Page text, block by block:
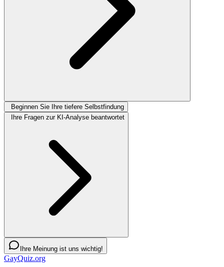
Beginnen Sie Ihre tiefere Selbstfindung
Ihre Fragen zur KI-Analyse beantwortet
Ihre Meinung ist uns wichtig!
GayQuiz.org